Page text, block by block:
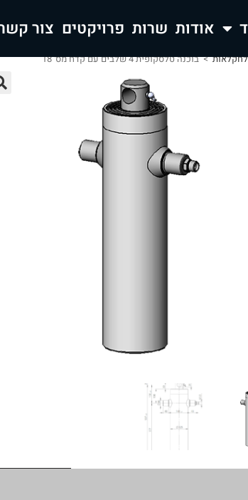
אודות שרות פרויקטים צור
לחקלאות > בוכנה טלסקופית 4 שלבים עם קדח מס' 18